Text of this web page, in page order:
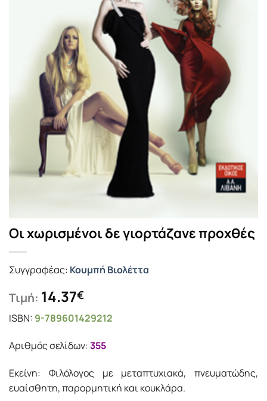
Οι χωρισμένοι δε γιορτάζανε προχθές
Συγγραφέας: Κουμπή Βιολέττα
Τιμή: 14.37€
ISBN: 9-789601429212
Αριθμός σελίδων:355
Εκείνη: Φιλόλογος με μεταπτυχιακά, πνευματώδης,
ευαίσθητη, παρορμητική και κουκλάρα.